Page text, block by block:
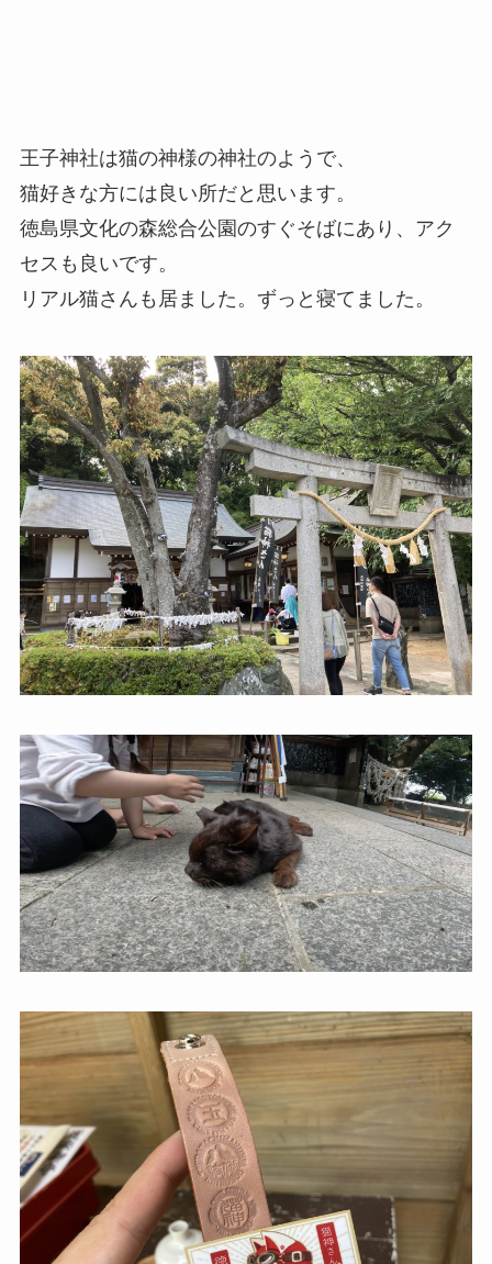
王子神社は猫の神様の神社のようで、
猫好きな方には良い所だと思います。
徳島県文化の森総合公園のすぐそばにあり、アク
セスも良いです。
リアル猫さんも居ました。ずっと寝てました。